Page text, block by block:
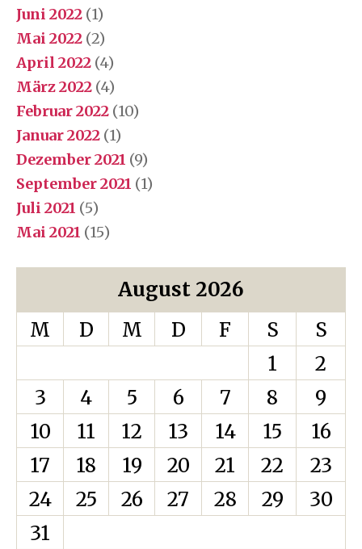
Juni 2022 (1)
Mai 2022 (2)
April 2022 (4)
März 2022 (4)
Februar 2022 (10)
Januar 2022 (1)
Dezember 2021 (9)
September 2021 (1)
Juli 2021 (5)
Mai 2021 (15)
August 2026
M
D M D F S
S
1
2
3
4 5 6 7 8
9
10
11 12 13 14 15
16
17
18 19 20 21 22
23
24
25 26 27 28 29
30
31